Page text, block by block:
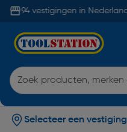
94 vestigingen in Nederland
Selecteer een vestiging